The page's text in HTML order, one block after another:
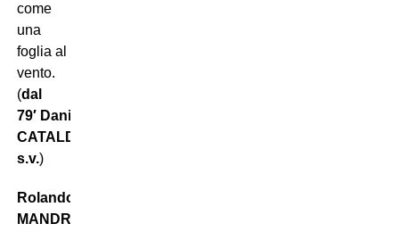
come
una
foglia al
vento.
(dal
79′ Danilo
CATALDI
s.v.)
Rolando
MANDRAGORA